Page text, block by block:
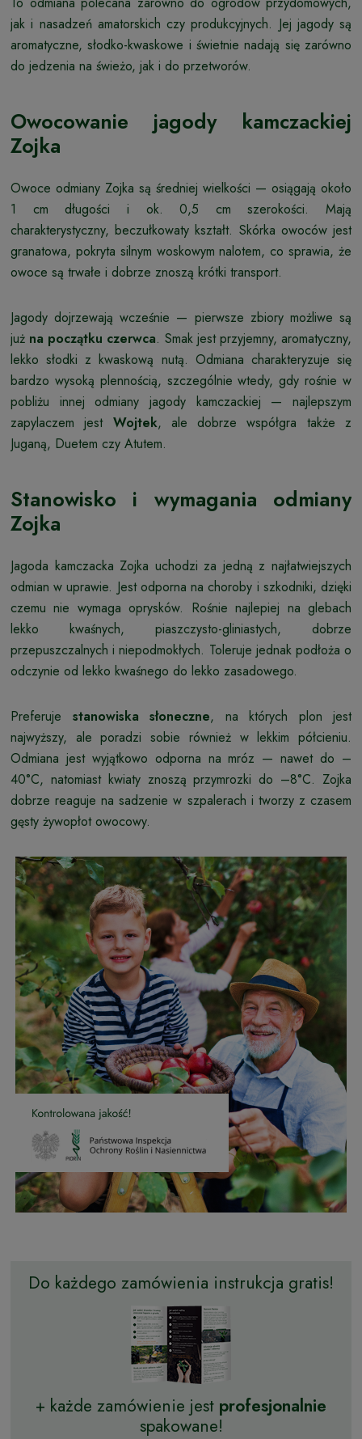
jak i nasadzeń amatorskich czy produkcyjnych. Jej jagody są
aromatyczne, słodko-kwaskowe i świetnie nadają się zarówno
do jedzenia na świeżo, jak i do przetworów.
Owocowanie jagody kamczackiej
Zojka
Owoce odmiany Zojka są średniej wielkości — osiągają około
1 cm długości i ok. 0,5 cm szerokości. Mają
charakterystyczny, beczułkowaty kształt. Skórka owoców jest
granatowa, pokryta silnym woskowym nalotem, co sprawia, że
owoce są trwałe i dobrze znoszą krótki transport.
Jagody dojrzewają wcześnie — pierwsze zbiory możliwe są
już na początku czerwca. Smak jest przyjemny, aromatyczny,
lekko słodki z kwaskową nutą. Odmiana charakteryzuje się
bardzo wysoką plennością, szczególnie wtedy, gdy rośnie w
pobliżu innej odmiany jagody kamczackiej — najlepszym
zapylaczem jest Wojtek, ale dobrze współgra także z
Juganą, Duetem czy Atutem.
Stanowisko i wymagania odmiany
Zojka
Jagoda kamczacka Zojka uchodzi za jedną z najłatwiejszych
odmian w uprawie. Jest odporna na choroby i szkodniki, dzięki
czemu nie wymaga oprysków. Rośnie najlepiej na glebach
lekko kwaśnych, piaszczysto-gliniastych, dobrze
przepuszczalnych i niepodmokłych. Toleruje jednak podłoża o
odczynie od lekko kwaśnego do lekko zasadowego.
Preferuje stanowiska słoneczne, na których plon jest
najwyższy, ale poradzi sobie również w lekkim półcieniu.
Odmiana jest wyjątkowo odporna na mróz — nawet do –
40°C, natomiast kwiaty znoszą przymrozki do –8°C. Zojka
dobrze reaguje na sadzenie w szpalerach i tworzy z czasem
gęsty żywopłot owocowy.
Do każdego zamówienia instrukcja gratis!
+ każde zamówienie jest profesjonalnie
spakowane!